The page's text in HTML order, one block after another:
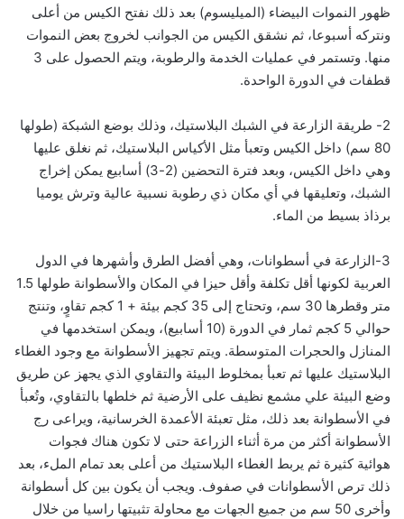
ظهور النموات البيضاء (الميليسوم) بعد ذلك نفتح الكيس من أعلى
ونتركه أسبوعا، ثم نشقق الكيس من الجوانب لخروج بعض النموات
منها. وتستمر في عمليات الخدمة والرطوبة، ويتم الحصول على 3
قطفات في الدورة الواحدة.
2- طريقة الزارعة في الشبك البلاستيك، وذلك بوضع الشبكة (طولها
80 سم) داخل الكيس وتعبأ مثل الأكياس البلاستيك، ثم نغلق عليها
وهي داخل الكيس، وبعد فترة التحضين (2-3) أسابيع يمكن إخراج
الشبك، وتعليقها في أي مكان ذي رطوبة نسبية عالية وترش يوميا
برذاذ بسيط من الماء.
3-الزارعة في أسطوانات، وهي أفضل الطرق وأشهرها في الدول
العربية لكونها أقل تكلفة وأقل حيزا في المكان والأسطوانة طولها 1.5
متر وقطرها 30 سم، وتحتاج إلى 35 كجم بيئة + 1 كجم تقاوٍ، وتنتج
حوالي 5 كجم ثمار في الدورة (10 أسابيع)، ويمكن استخدمها في
المنازل والحجرات المتوسطة. ويتم تجهيز الأسطوانة مع وجود الغطاء
البلاستيك عليها ثم تعبأ بمخلوط البيئة والتقاوي الذي يجهز عن طريق
وضع البيئة علي مشمع نظيف على الأرضية ثم خلطها بالتقاوي، وتُعبأ
في الأسطوانة بعد ذلك، مثل تعبئة الأعمدة الخرسانية، ويراعى رج
الأسطوانة أكثر من مرة أثناء الزراعة حتى لا تكون هناك فجوات
هوائية كثيرة ثم يربط الغطاء البلاستيك من أعلى بعد تمام الملء، بعد
ذلك ترص الأسطوانات في صفوف. ويجب أن يكون بين كل أسطوانة
وأخرى 50 سم من جميع الجهات مع محاولة تثبيتها راسيا من خلال